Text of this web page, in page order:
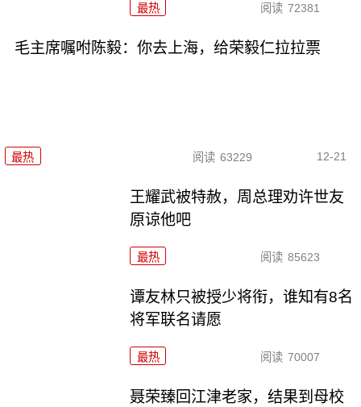
最热 阅读 72381
毛主席嘱咐陈毅：你去上海，给荣毅仁拉拉票
最热 阅读 63229 12-21
王耀武被特赦，周总理劝许世友
原谅他吧
最热 阅读 85623
谭友林只被授少将衔，谁知有8名
将军联名请愿
最热 阅读 70007
聂荣臻回江津老家，结果到母校